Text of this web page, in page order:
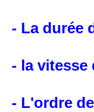
- La durée
- la
- L'ordre